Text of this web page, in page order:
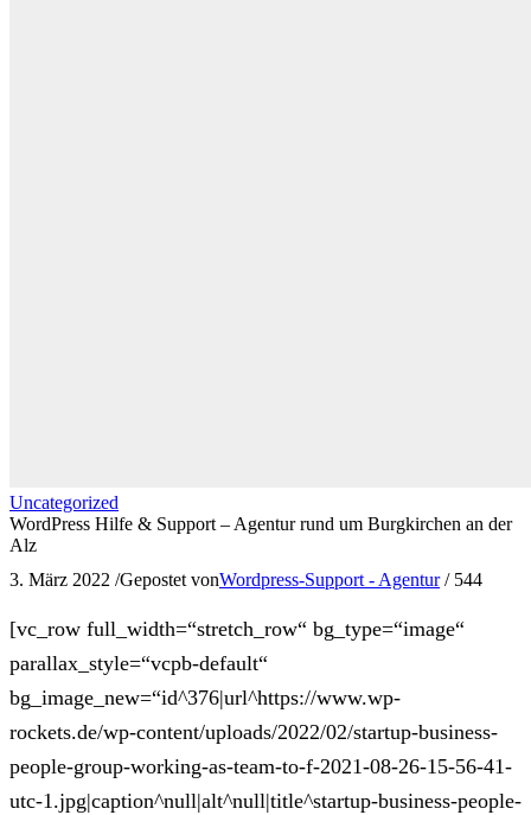
Uncategorized
WordPress Hilfe & Support – Agentur rund um Burgkirchen an der
Alz
3. März 2022 /Gepostet vonWordpress-Support - Agentur / 544
[vc_row full_width=“stretch_row“ bg_type=“image“
parallax_style=“vcpb-default“
bg_image_new=“id^376|url^https://www.wp-
rockets.de/wp-content/uploads/2022/02/startup-business-
people-group-working-as-team-to-f-2021-08-26-15-56-41-
utc-1.jpg|caption^null|alt^null|title^startup-business-people-